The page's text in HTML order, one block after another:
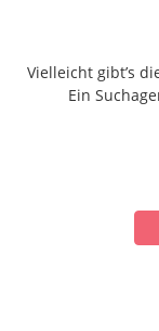
Vielleicht gibt’s
Ein